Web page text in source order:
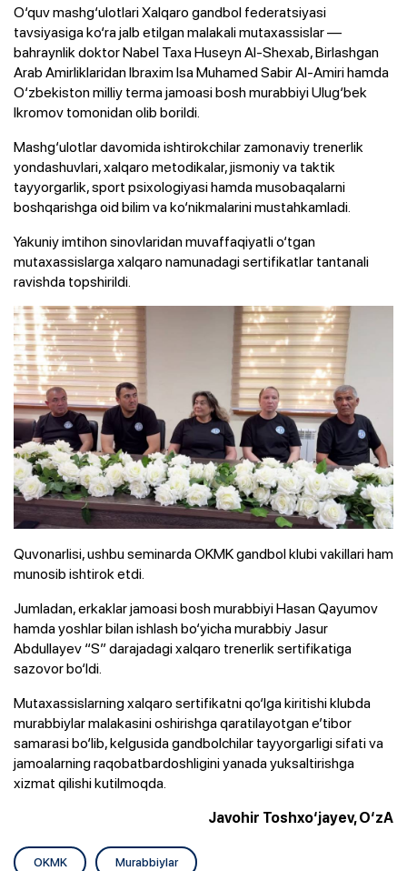
O‘quv mashg‘ulotlari Xalqaro gandbol federatsiyasi
tavsiyasiga ko‘ra jalb etilgan malakali mutaxassislar —
bahraynlik doktor Nabel Taxa Huseyn Al-Shexab, Birlashgan
Arab Amirliklaridan Ibraxim Isa Muhamed Sabir Al-Amiri hamda
O‘zbekiston milliy terma jamoasi bosh murabbiyi Ulug‘bek
Ikromov tomonidan olib borildi.
Mashg‘ulotlar davomida ishtirokchilar zamonaviy trenerlik
yondashuvlari, xalqaro metodikalar, jismoniy va taktik
tayyorgarlik, sport psixologiyasi hamda musobaqalarni
boshqarishga oid bilim va ko‘nikmalarini mustahkamladi.
Yakuniy imtihon sinovlaridan muvaffaqiyatli o‘tgan
mutaxassislarga xalqaro namunadagi sertifikatlar tantanali
ravishda topshirildi.
Quvonarlisi, ushbu seminarda OKMK gandbol klubi vakillari ham
munosib ishtirok etdi.
Jumladan, erkaklar jamoasi bosh murabbiyi Hasan Qayumov
hamda yoshlar bilan ishlash bo‘yicha murabbiy Jasur
Abdullayev “S” darajadagi xalqaro trenerlik sertifikatiga
sazovor bo‘ldi.
Mutaxassislarning xalqaro sertifikatni qo‘lga kiritishi klubda
murabbiylar malakasini oshirishga qaratilayotgan e’tibor
samarasi bo‘lib, kelgusida gandbolchilar tayyorgarligi sifati va
jamoalarning raqobatbardoshligini yanada yuksaltirishga
xizmat qilishi kutilmoqda.
Javohir Toshxo‘jayev, O‘zA
OKMK Murabbiylar